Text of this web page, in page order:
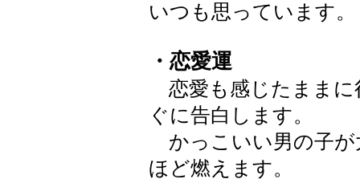
いつも思っています。
・恋愛運
恋愛も感じたままに
ぐに告白します。
かっこいい男の子が
ほど燃えます。